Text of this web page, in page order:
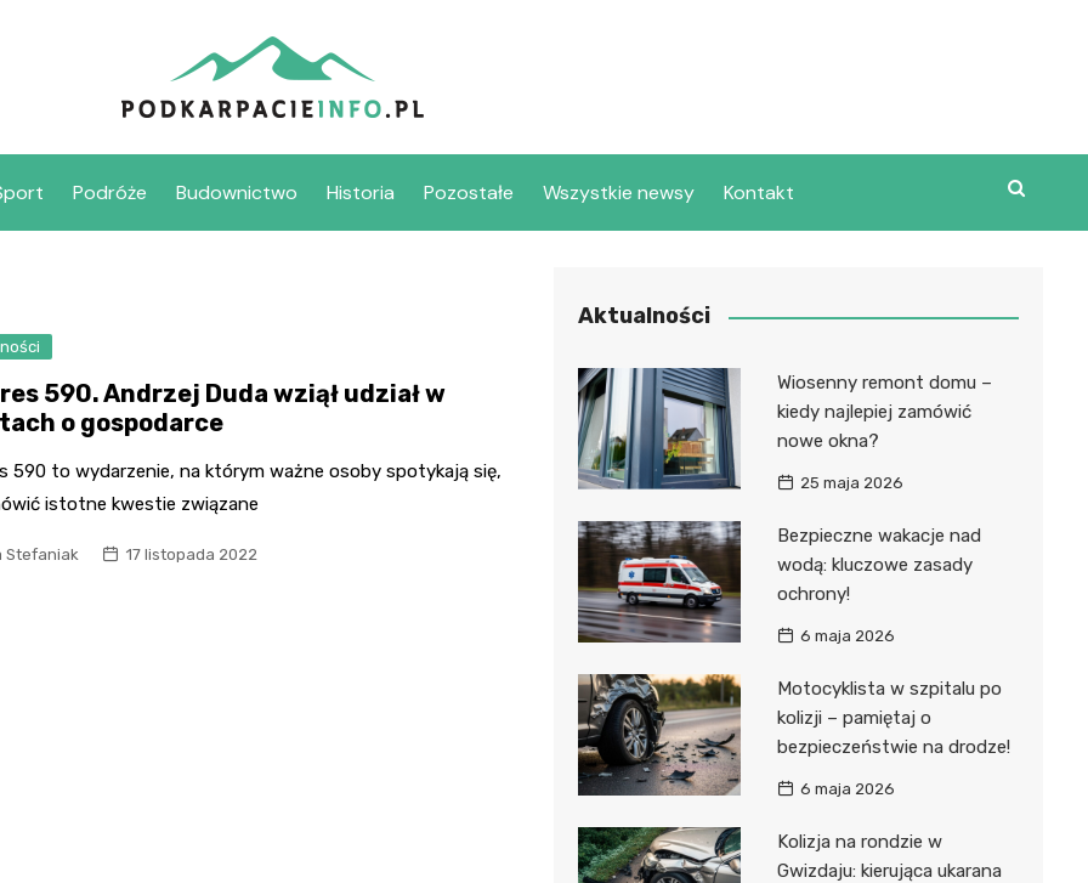
Podróże Budownictwo Historia Pozostałe Wszystkie newsy Kontakt
590. Andrzej Duda wziął udział w
o gospodarce
590 to wydarzenie, na którym ważne osoby spotykają się,
istotne kwestie związane
Stefaniak 17 listopada 2022
Aktualności
Wiosenny remont domu –
kiedy najlepiej zamówić
nowe okna?
25 maja 2026
Bezpieczne wakacje nad
wodą: kluczowe zasady
ochrony!
6 maja 2026
Motocyklista w szpitalu po
kolizji – pamiętaj o
bezpieczeństwie na drodze!
6 maja 2026
Kolizja na rondzie w
Gwizdaju: kierująca ukarana